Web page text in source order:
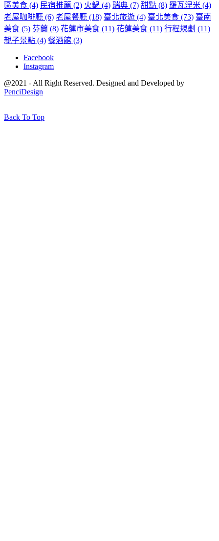
區美食 (4) 民宿推薦 (2) 火鍋 (4) 瑞典 (7) 甜點 (8) 羅瓦涅米 (4)
老屋咖啡廳 (6) 老屋餐廳 (18) 臺北旅遊 (4) 臺北美食 (73) 臺南
美食 (5) 芬蘭 (8) 花蓮市美食 (11) 花蓮美食 (11) 行程規劃 (11)
親子景點 (4) 餐酒館 (3)
Facebook
Instagram
@2021 - All Right Reserved. Designed and Developed by
PenciDesign
Back To Top